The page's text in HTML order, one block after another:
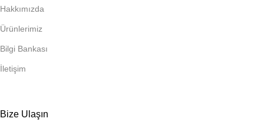
Hakkımızda
Ürünlerimiz
Bilgi Bankası
İletişim
Bize Ulaşın